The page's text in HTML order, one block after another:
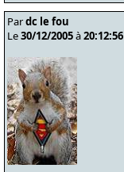
Pardc le fou
Le30/12/2005à20:12:56